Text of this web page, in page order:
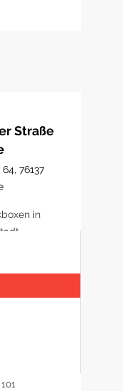
Straße
76137
in